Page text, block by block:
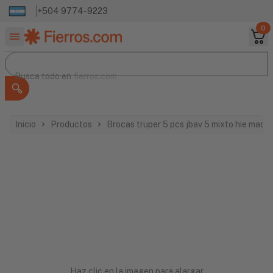
+504 9774-9223
0
Buscar productos
Busca todo en
Busca todo enfierros.com
Inicio Productos Brocas truper 5 pcs jbav 5 mixto hie mad